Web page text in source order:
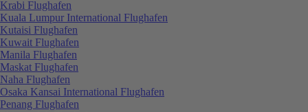
Krabi Flughafen
Kuala Lumpur International Flughafen
Kutaisi Flughafen
Kuwait Flughafen
Manila Flughafen
Maskat Flughafen
Naha Flughafen
Osaka Kansai International Flughafen
Penang Flughafen